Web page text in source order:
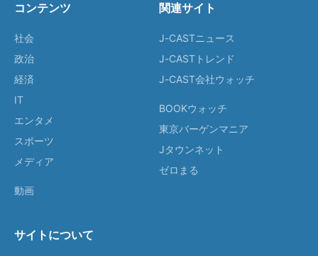
コンテンツ
社会
政治
経済
IT
エンタメ
スポーツ
メディア
動画
関連サイト
J-CASTニュース
J-CASTトレンド
J-CAST会社ウォッチ
BOOKウォッチ
東京バーゲンマニア
Jタウンネット
ゼロまる
サイトについて